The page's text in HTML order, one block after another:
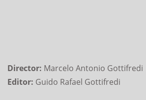
Director: Marcelo Antonio Gottifredi
Editor: Guido Rafael Gottifredi